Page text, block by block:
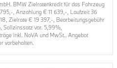
BMW Zielratenkredit für das Fahrzeug
,-, Anzahlung € 11 639,-, Laufzeit36
, Zielrate € 19 397,-, Bearbeitungsgebühr
Sollzinssatz var. 5,99%,
inkl. NoVA und MwSt.. Angebot
vorbehalten.